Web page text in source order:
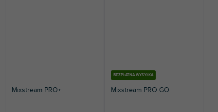
Mixstream PRO+
BEZPŁATNA WYSYŁKA
Mixstream PRO GO